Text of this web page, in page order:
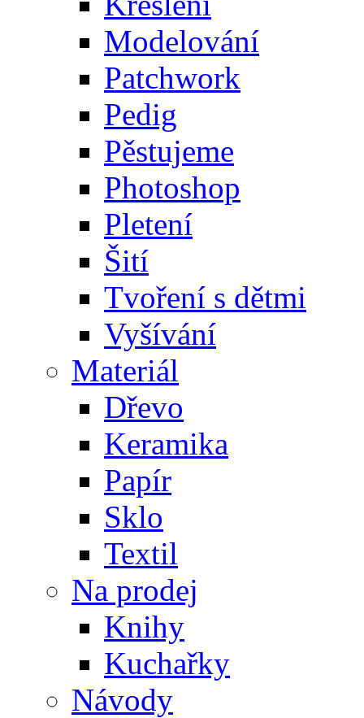
Modelování
Patchwork
Pedig
Pěstujeme
Photoshop
Pletení
Šití
Tvoření s dětmi
Vyšívání
Materiál
Dřevo
Keramika
Papír
Sklo
Textil
Na prodej
Knihy
Kuchařky
Návody